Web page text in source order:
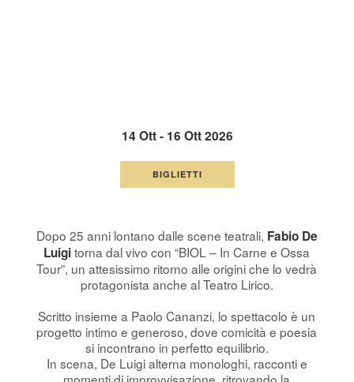
14 Ott - 16 Ott 2026
BIGLIETTI
Dopo 25 anni lontano dalle scene teatrali, Fabio De
Luigitorna dal vivo con “BIOL – In Carne e Ossa
Tour”, un attesissimo ritorno alle origini che lo vedrà
protagonista anche al Teatro Lirico.
Scritto insieme a Paolo Cananzi, lo spettacolo è un
progetto intimo e generoso, dove comicità e poesia
si incontrano in perfetto equilibrio.
In scena, De Luigi alterna monologhi, racconti e
momenti di improvvisazione, ritrovando la